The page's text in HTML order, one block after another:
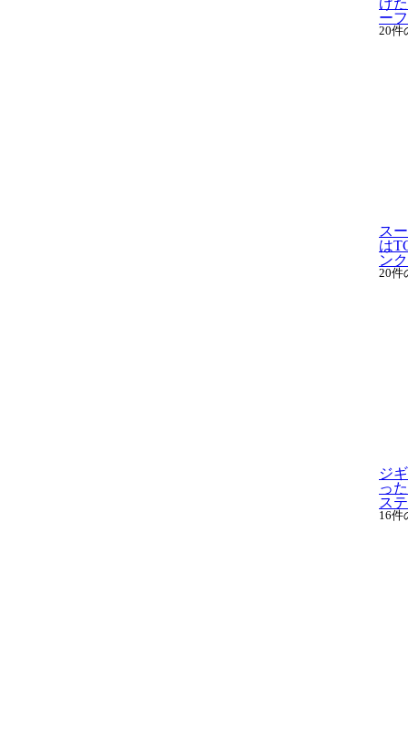
ー
20件
ス
は
ン
20件
ジ
っ
ス
16件